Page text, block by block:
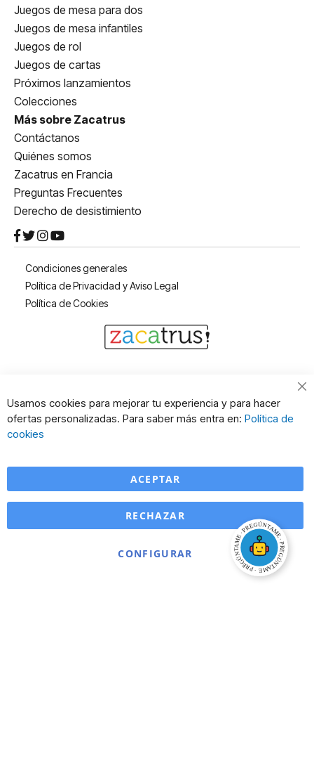
Juegos de mesa para dos
Juegos de mesa infantiles
Juegos de rol
Juegos de cartas
Próximos lanzamientos
Colecciones
Más sobre Zacatrus
Contáctanos
Quiénes somos
Zacatrus en Francia
Preguntas Frecuentes
Derecho de desistimiento
Condiciones generales
Política de Privacidad y Aviso Legal
Política de Cookies
Usamos cookies para mejorar tu experiencia y para hacer
ofertas personalizadas. Para saber más entra en: Política de
cookies
ACEPTAR
CONFIGURAR
RECHAZAR